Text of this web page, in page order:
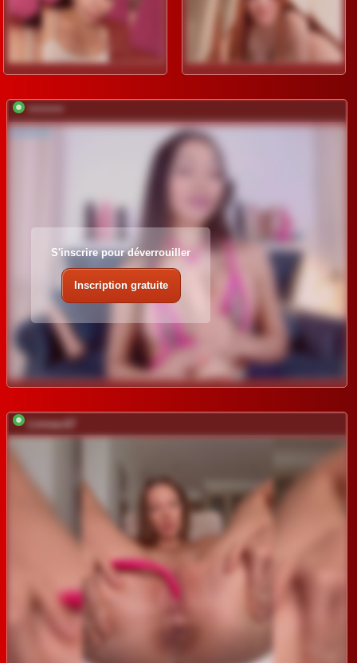
S'inscrire pour déverrouiller
Inscription gratuite
Linnea-67